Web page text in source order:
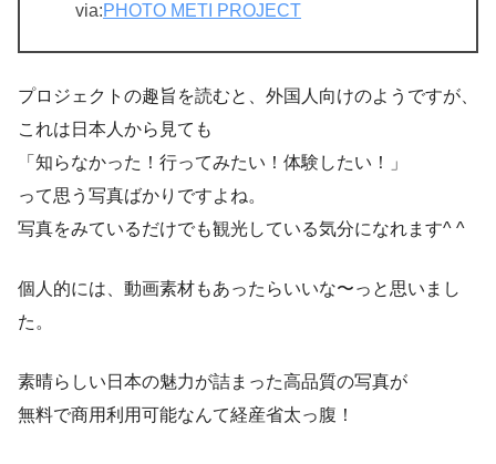
via:PHOTO METI PROJECT
プロジェクトの趣旨を読むと、外国人向けのようですが、
これは日本人から見ても
「知らなかった！行ってみたい！体験したい！」
って思う写真ばかりですよね。
写真をみているだけでも観光している気分になれます^ ^
個人的には、動画素材もあったらいいな〜っと思いまし
た。
素晴らしい日本の魅力が詰まった高品質の写真が
無料で商用利用可能なんて経産省太っ腹！